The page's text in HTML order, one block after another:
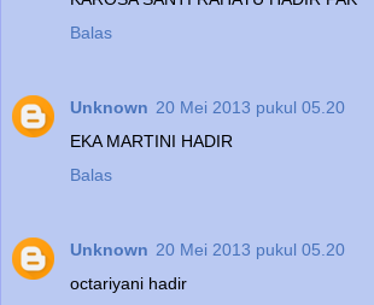
Balas
Unknown 20 Mei 2013 pukul 05.20
EKA MARTINI HADIR
Balas
Unknown 20 Mei 2013 pukul 05.20
octariyani hadir